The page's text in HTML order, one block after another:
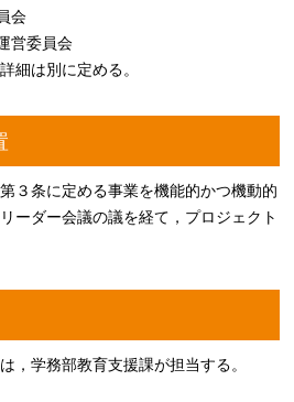
会
営委員会
細は別に定める。
３条に定める事業を機能的かつ機動的
ーダー会議の議を経て，プロジェクト
学務部教育支援課が担当する。